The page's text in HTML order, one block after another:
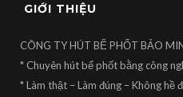
GIỚI THIỆU
CÔNG TY HÚT BỂ PHỐT BẢO
* Chuyên hút bể phốt bằng công
* Làm thật – Làm đúng – Không hề